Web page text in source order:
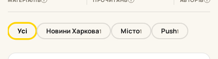
Усі Новини Харкова1 Місто1 Push1